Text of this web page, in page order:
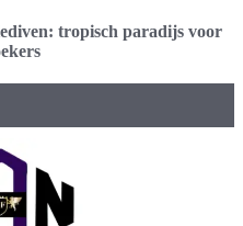
tropisch paradijs voor